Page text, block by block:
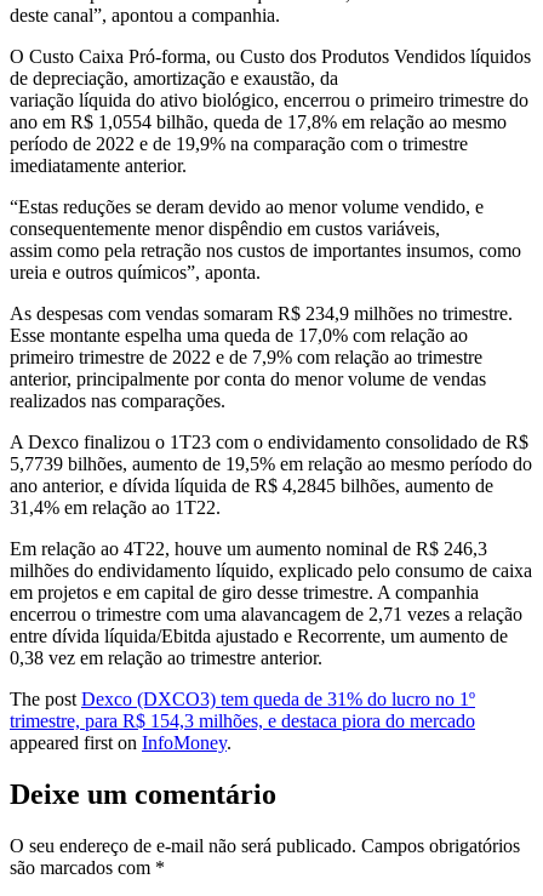
deste canal”, apontou a companhia.
O Custo Caixa Pró-forma, ou Custo dos Produtos Vendidos líquidos
de depreciação, amortização e exaustão, da
variação líquida do ativo biológico, encerrou o primeiro trimestre do
ano em R$ 1,0554 bilhão, queda de 17,8% em relação ao mesmo
período de 2022 e de 19,9% na comparação com o trimestre
imediatamente anterior.
“Estas reduções se deram devido ao menor volume vendido, e
consequentemente menor dispêndio em custos variáveis,
assim como pela retração nos custos de importantes insumos, como
ureia e outros químicos”, aponta.
As despesas com vendas somaram R$ 234,9 milhões no trimestre.
Esse montante espelha uma queda de 17,0% com relação ao
primeiro trimestre de 2022 e de 7,9% com relação ao trimestre
anterior, principalmente por conta do menor volume de vendas
realizados nas comparações.
A Dexco finalizou o 1T23 com o endividamento consolidado de R$
5,7739 bilhões, aumento de 19,5% em relação ao mesmo período do
ano anterior, e dívida líquida de R$ 4,2845 bilhões, aumento de
31,4% em relação ao 1T22.
Em relação ao 4T22, houve um aumento nominal de R$ 246,3
milhões do endividamento líquido, explicado pelo consumo de caixa
em projetos e em capital de giro desse trimestre. A companhia
encerrou o trimestre com uma alavancagem de 2,71 vezes a relação
entre dívida líquida/Ebitda ajustado e Recorrente, um aumento de
0,38 vez em relação ao trimestre anterior.
The post Dexco (DXCO3) tem queda de 31% do lucro no 1º
trimestre, para R$ 154,3 milhões, e destaca piora do mercado
appeared first on InfoMoney.
Deixe um comentário
O seu endereço de e-mail não será publicado. Campos obrigatórios
são marcados com *